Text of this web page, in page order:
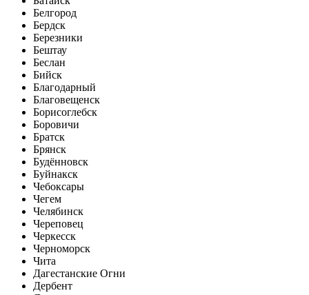
Белгород
Бердск
Березники
Бештау
Беслан
Бийск
Благодарный
Благовещенск
Борисоглебск
Боровичи
Братск
Брянск
Будённовск
Буйнакск
Чебоксары
Чегем
Челябинск
Череповец
Черкесск
Черноморск
Чита
Дагестанские Огни
Дербент